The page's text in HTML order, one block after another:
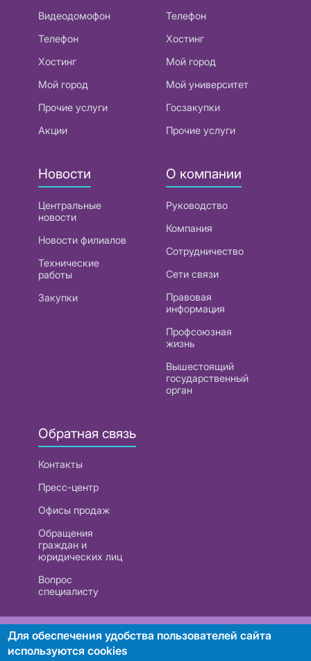
Видеодомофон
Телефон
Хостинг
Мой город
Прочие услуги
Акции
Телефон
Хостинг
Мой город
Мой университет
Госзакупки
Прочие услуги
Новости
Центральные
новости
Новости филиалов
Технические
работы
Закупки
О компании
Руководство
Компания
Сотрудничество
Сети связи
Правовая
информация
Профсоюзная
жизнь
Вышестоящий
государственный
орган
Обратная связь
Контакты
Пресс-центр
Офисы продаж
Обращения
граждан и
юридических лиц
Вопрос
специалисту
РУП «Белтелеком». УНП 101007741
Для обеспечения удобства пользователей сайта
используются cookies